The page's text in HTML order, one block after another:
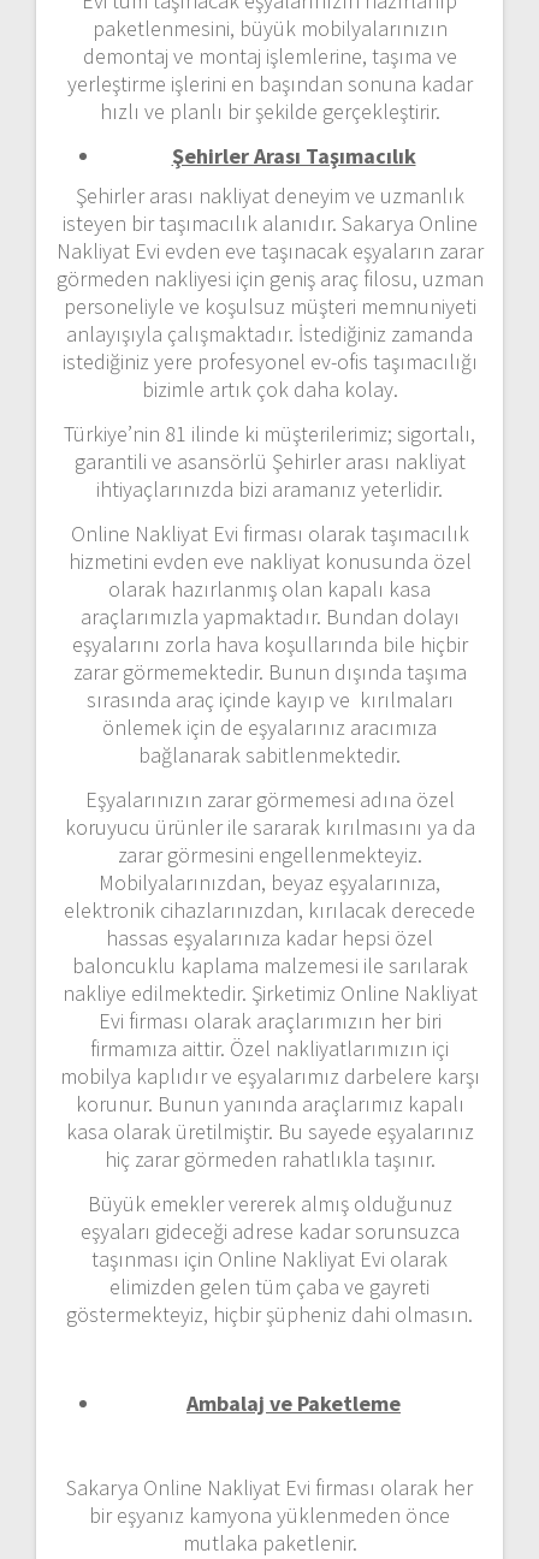
paketlenmesini, büyük mobilyalarınızın
demontaj ve montaj işlemlerine, taşıma ve
yerleştirme işlerini en başından sonuna kadar
hızlı ve planlı bir şekilde gerçekleştirir.
Şehirler Arası Taşımacılık
Şehirler arası nakliyat deneyim ve uzmanlık
isteyen bir taşımacılık alanıdır. Sakarya Online
Nakliyat Evi evden eve taşınacak eşyaların zarar
görmeden nakliyesi için geniş araç filosu, uzman
personeliyle ve koşulsuz müşteri memnuniyeti
anlayışıyla çalışmaktadır. İstediğiniz zamanda
istediğiniz yere profesyonel ev-ofis taşımacılığı
bizimle artık çok daha kolay.
Türkiye’nin 81 ilinde ki müşterilerimiz; sigortalı,
garantili ve asansörlü Şehirler arası nakliyat
ihtiyaçlarınızda bizi aramanız yeterlidir.
Online Nakliyat Evi firması olarak taşımacılık
hizmetini evden eve nakliyat konusunda özel
olarak hazırlanmış olan kapalı kasa
araçlarımızla yapmaktadır. Bundan dolayı
eşyalarını zorla hava koşullarında bile hiçbir
zarar görmemektedir. Bunun dışında taşıma
sırasında araç içinde kayıp ve kırılmaları
önlemek için de eşyalarınız aracımıza
bağlanarak sabitlenmektedir.
Eşyalarınızın zarar görmemesi adına özel
koruyucu ürünler ile sararak kırılmasını ya da
zarar görmesini engellenmekteyiz.
Mobilyalarınızdan, beyaz eşyalarınıza,
elektronik cihazlarınızdan, kırılacak derecede
hassas eşyalarınıza kadar hepsi özel
baloncuklu kaplama malzemesi ile sarılarak
nakliye edilmektedir. Şirketimiz Online Nakliyat
Evi firması olarak araçlarımızın her biri
firmamıza aittir. Özel nakliyatlarımızın içi
mobilya kaplıdır ve eşyalarımız darbelere karşı
korunur. Bunun yanında araçlarımız kapalı
kasa olarak üretilmiştir. Bu sayede eşyalarınız
hiç zarar görmeden rahatlıkla taşınır.
Büyük emekler vererek almış olduğunuz
eşyaları gideceği adrese kadar sorunsuzca
taşınması için Online Nakliyat Evi olarak
elimizden gelen tüm çaba ve gayreti
göstermekteyiz, hiçbir şüpheniz dahi olmasın.
Ambalaj ve Paketleme
Sakarya Online Nakliyat Evi firması olarak her
bir eşyanız kamyona yüklenmeden önce
mutlaka paketlenir.